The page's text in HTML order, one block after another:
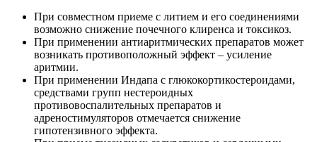
При совместном приеме с литием и его соединениями
возможно снижение почечного клиренса и токсикоз.
При применении антиаритмических препаратов может
возникать противоположный эффект – усиление
аритмии.
При применении Индапа с глюкокортикостероидами,
средствами групп нестероидных
противовоспалительных препаратов и
адреностимуляторов отмечается снижение
гипотензивного эффекта.